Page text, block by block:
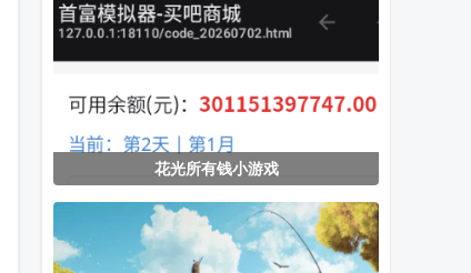
花光所有钱小游戏